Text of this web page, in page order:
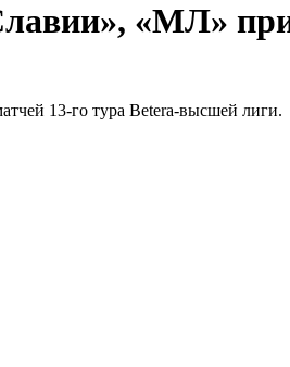
«МЛ»
13-го тура Betera-высшей лиги.